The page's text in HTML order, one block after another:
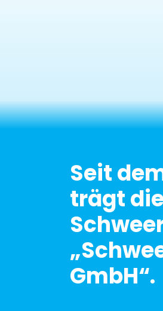
Seit
trägt
GmbH“.